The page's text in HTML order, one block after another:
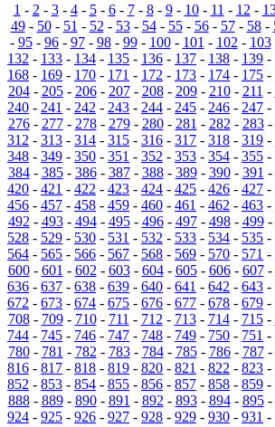
1 - 2 - 3- 4- 5- 6- 7- 8- 9- 10- 11 - 12 -
49- 50- 51 - 52 - 53- 54- 55- 56- 57- 58-
- 95- 96- 97- 98- 99- 100- 101 - 102 - 103
132 - 133 - 134 - 135 - 136 - 137 - 138 - 139 -
168 - 169 - 170 - 171 - 172 - 173 - 174 - 175 -
204- 205- 206- 207- 208- 209- 210- 211 -
240 - 241 - 242 - 243 - 244 - 245 - 246 - 247 -
276- 277- 278- 279- 280- 281 - 282 - 283-
312 - 313 - 314 - 315 - 316 - 317 - 318 - 319 -
348 - 349 - 350 - 351 - 352 - 353 - 354 - 355 -
384- 385- 386- 387- 388- 389- 390- 391 -
420 - 421 - 422 - 423 - 424 - 425 - 426 - 427 -
456 - 457 - 458 - 459 - 460 - 461 - 462 - 463 -
492 - 493- 494- 495- 496- 497- 498- 499-
528 - 529 - 530 - 531 - 532 - 533 - 534 - 535 -
564 - 565 - 566 - 567 - 568 - 569 - 570 - 571 -
600- 601 - 602 - 603- 604- 605- 606- 607-
636 - 637 - 638 - 639 - 640 - 641 - 642 - 643 -
672 - 673 - 674 - 675 - 676 - 677 - 678 - 679 -
708- 709- 710- 711 - 712 - 713- 714- 715-
744 - 745 - 746 - 747 - 748 - 749 - 750 - 751 -
780- 781 - 782 - 783- 784- 785- 786- 787-
816 - 817 - 818 - 819 - 820 - 821 - 822 - 823 -
852 - 853 - 854 - 855 - 856 - 857 - 858 - 859 -
888- 889- 890- 891 - 892 - 893- 894- 895-
924 - 925 - 926 - 927 - 928 - 929 - 930 - 931 -